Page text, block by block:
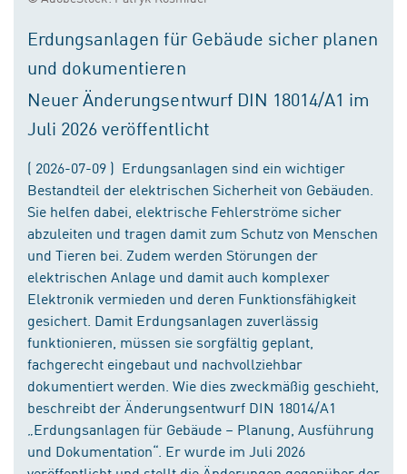
Erdungsanlagen für Gebäude sicher planen
und dokumentieren
Neuer Änderungsentwurf DIN 18014/A1 im
Juli 2026 veröffentlicht
( 2026-07-09 ) Erdungsanlagen sind ein wichtiger
Bestandteil der elektrischen Sicherheit von Gebäuden.
Sie helfen dabei, elektrische Fehlerströme sicher
abzuleiten und tragen damit zum Schutz von Menschen
und Tieren bei. Zudem werden Störungen der
elektrischen Anlage und damit auch komplexer
Elektronik vermieden und deren Funktionsfähigkeit
gesichert. Damit Erdungsanlagen zuverlässig
funktionieren, müssen sie sorgfältig geplant,
fachgerecht eingebaut und nachvollziehbar
dokumentiert werden. Wie dies zweckmäßig geschieht,
beschreibt der Änderungsentwurf DIN 18014/A1
„Erdungsanlagen für Gebäude – Planung, Ausführung
und Dokumentation“. Er wurde im Juli 2026